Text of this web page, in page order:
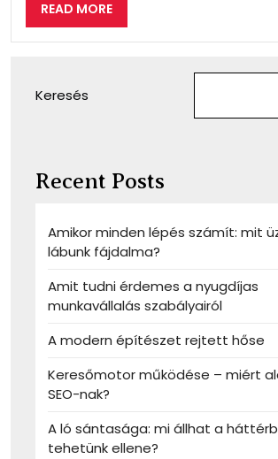
READ MOREREAD
MORE
Keresés
Recent Posts
Amikor minden lépés számít: mit
lábunk fájdalma?
Amit tudni érdemes a nyugdíjas
munkavállalás szabályairól
A modern építészet rejtett hőse
Keresőmotor működése – miért
SEO-nak?
A ló sántasága: mi állhat a
tehetünk ellene?